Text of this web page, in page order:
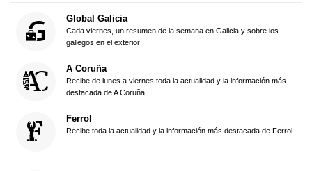
Global Galicia
Cada viernes, un resumen de la semana en Galicia y sobre los
gallegos en el exterior
A Coruña
Recibe de lunes a viernes toda la actualidad y la información más
destacada de A Coruña
Ferrol
Recibe toda la actualidad y la información más destacada de Ferrol